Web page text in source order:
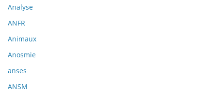
Analyse
ANFR
Animaux
Anosmie
anses
ANSM